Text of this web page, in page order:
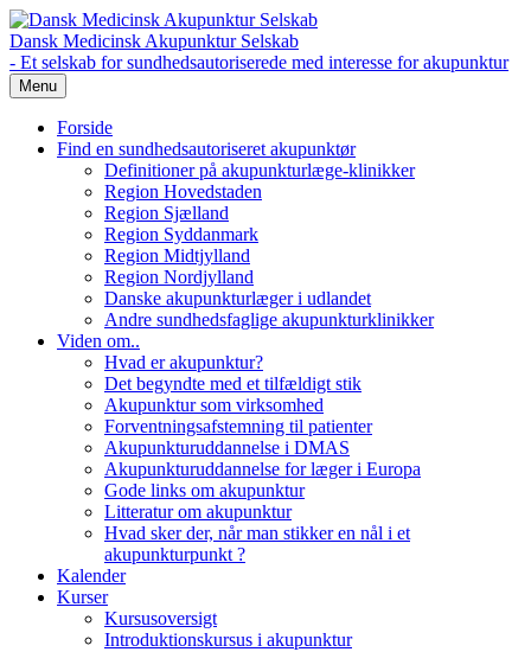
Dansk Medicinsk Akupunktur Selskab
- Et selskab for sundhedsautoriserede med interesse for akupunktur
Menu
Forside
Find en sundhedsautoriseret akupunktør
Definitioner på akupunkturlæge-klinikker
Region Hovedstaden
Region Sjælland
Region Syddanmark
Region Midtjylland
Region Nordjylland
Danske akupunkturlæger i udlandet
Andre sundhedsfaglige akupunkturklinikker
Viden om..
Hvad er akupunktur?
Det begyndte med et tilfældigt stik
Akupunktur som virksomhed
Forventningsafstemning til patienter
Akupunkturuddannelse i DMAS
Akupunkturuddannelse for læger i Europa
Gode links om akupunktur
Litteratur om akupunktur
Hvad sker der, når man stikker en nål i et
akupunkturpunkt ?
Kalender
Kurser
Kursusoversigt
Introduktionskursus i akupunktur